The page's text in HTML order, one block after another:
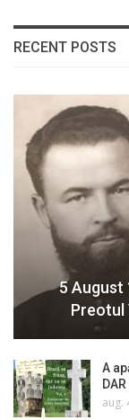
RECENT POSTS
5 August
Preotul
A
aug.